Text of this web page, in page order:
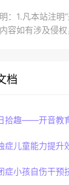
：1.凡本站注
容如有涉及侵
档
拾趣——开音教
症儿童能力提升
症小孩自伤干预